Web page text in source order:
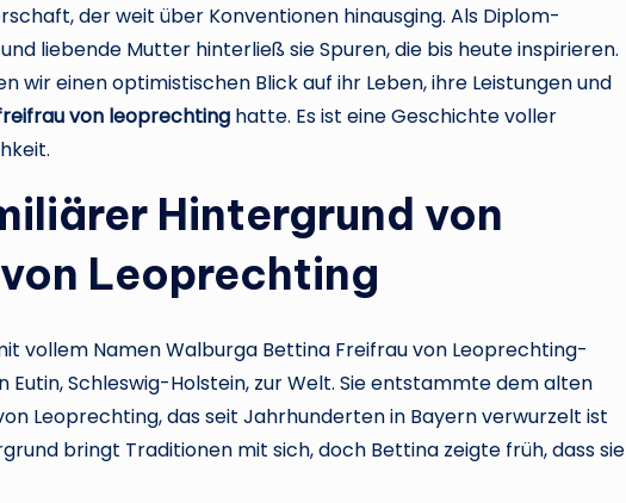
der weit über Konventionen hinausging. Als Diplom-
liebende Mutter hinterließ sie Spuren, die bis heute inspirieren.
wir einen optimistischen Blick auf ihr Leben, ihre Leistungen und
von leoprechting hatte. Es ist eine Geschichte voller
Hintergrund von
Leoprechting
vollem Namen Walburga Bettina Freifrau von Leoprechting-
Eutin, Schleswig-Holstein, zur Welt. Sie entstammte dem alten
Leoprechting, das seit Jahrhunderten in Bayern verwurzelt ist
bringt Traditionen mit sich, doch Bettina zeigte früh, dass sie